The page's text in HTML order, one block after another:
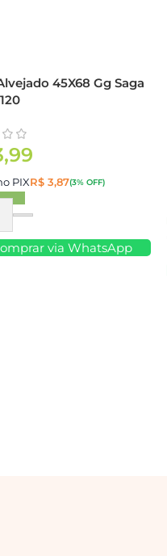
45X68 Gg Saga
PIXR$3,87(3% OFF)
via WhatsApp